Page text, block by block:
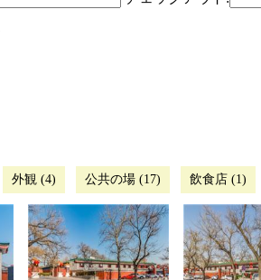
外観 (4) 公共の場 (17) 飲食店 (1)